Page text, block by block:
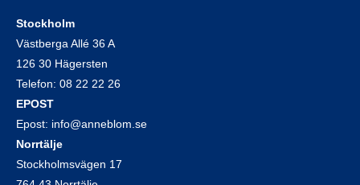
Stockholm
Västberga Allé 36 A
126 30 Hägersten
Telefon: 08 22 22 26
EPOST
Epost: info@anneblom.se
Norrtälje
Stockholmsvägen 17